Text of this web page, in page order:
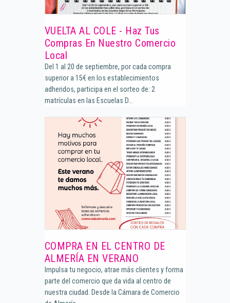
VUELTA AL COLE - Haz Tus
Compras En Nuestro Comercio
Local
Del 1 al 20 de septiembre, por cada compra
superior a 15€ en los establecimientos
adheridos, participa en el sorteo de: 2
matrículas en las Escuelas D...
COMPRA EN EL CENTRO DE
ALMERÍA EN VERANO
Impulsa tu negocio, atrae más clientes y forma
parte del comercio que da vida al centro de
nuestra ciudad. Desde la Cámara de Comercio